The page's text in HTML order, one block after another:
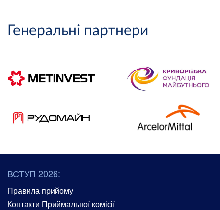
Генеральні партнери
ВСТУП 2026:
Правила прийому
Контакти Приймальної комісії